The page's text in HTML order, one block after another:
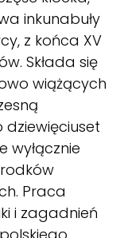
inkunabuły
z końca XV
Składa się
wiążących
dziewięciuset
wyłącznie
Praca
i zagadnień